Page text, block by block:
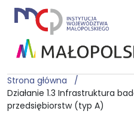
Strona główna
Działanie 1.3 Infrastruktura
przedsiębiorstw (typ A)